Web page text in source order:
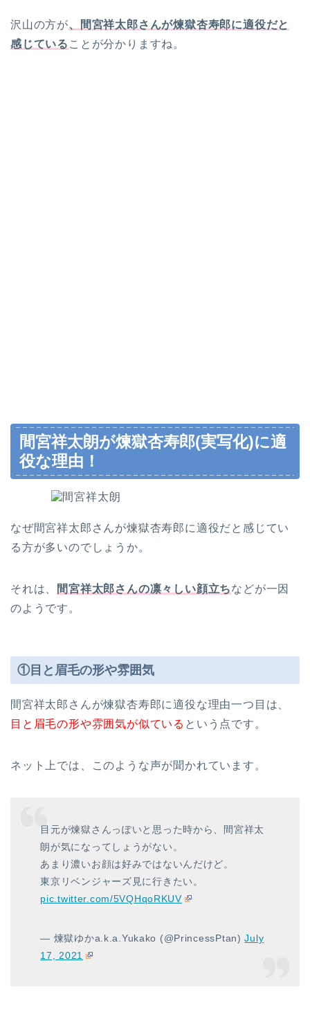
沢山の方が、間宮祥太郎さんが煉獄杏寿郎に適役だと
感じている ことが分かりますね。
間宮祥太朗が煉獄杏寿郎(実写化)に適
役な理由！
なぜ間宮祥太郎さんが煉獄杏寿郎に適役だと感じてい
る方が多いのでしょうか。
それは、 間宮祥太郎さんの凛々しい顔立ちなどが一因
のようです。
①目と眉毛の形や雰囲気
間宮祥太郎さんが煉獄杏寿郎に適役な理由一つ目は、
目と眉毛の形や雰囲気が似ている という点です。
ネット上では、このような声が聞かれています。
目元が煉獄さんっぽいと思った時から、間宮祥太
朗が気になってしょうがない。
あまり濃いお顔は好みではないんだけど。
東京リベンジャーズ見に行きたい。
pic.twitter.com/5VQHqoRKUV
— 煉獄ゆかa.k.a.Yukako (@PrincessPtan)July
17, 2021